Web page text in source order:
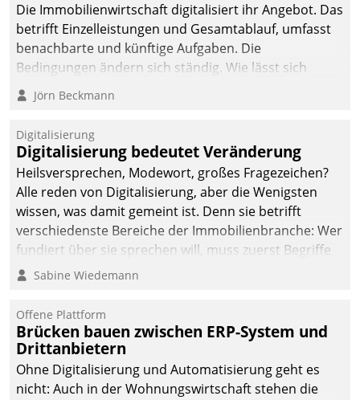
Die Immobilienwirtschaft digitalisiert ihr Angebot. Das
betrifft Einzelleistungen und Gesamtablauf, umfasst
benachbarte und künftige Aufgaben. Die
Bedingungen ändern sich ständig. Wie lässt sich
technisch die Kontrolle wahren und zugleich Freiraum
fürs Wachsen öffnen?
Jörn Beckmann
Digitalisierung
Digitalisierung bedeutet Veränderung
Heilsversprechen, Modewort, großes Fragezeichen?
Alle reden von Digitalisierung, aber die Wenigsten
wissen, was damit gemeint ist. Denn sie betrifft
verschiedenste Bereiche der Immobilienbranche: Wer
fundiert über sie sprechen will, muss zuerst Begriffe
klären. Ein Aspekt ist die betriebliche Optimierung:
Einsparungen durch optimierte und automatisierte
Prozesse. Doch man darf nicht zu viel erwarten: Allein
mit der Einführung einer neuen Software ist es nicht
getan. Die Digitalisierung erfordert von Unternehmen
die Bereitschaft, sich zu überprüfen, zu hinterfragen
Sabine Wiedemann
Offene Plattform
Brücken bauen zwischen ERP-System und
Drittanbietern
Ohne Digitalisierung und Automatisierung geht es
nicht: Auch in der Wohnungswirtschaft stehen die